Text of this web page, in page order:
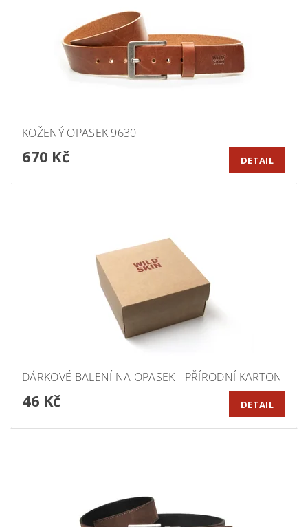
KOŽENÝ OPASEK 9630
670 Kč DETAIL
DÁRKOVÉ BALENÍ NA OPASEK - PŘÍRODNÍ KARTON
46 Kč DETAIL